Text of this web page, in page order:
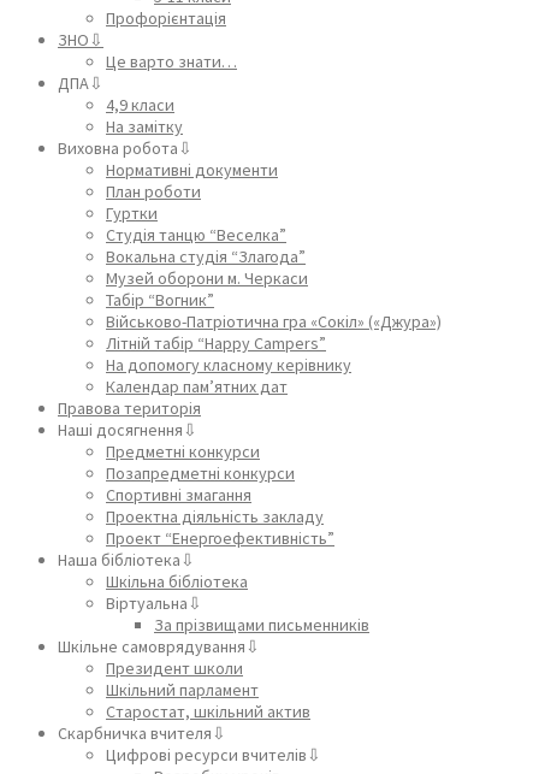
Профорієнтація
ЗНО⇩
Це варто знати…
ДПА⇩
4,9 класи
На замітку
Виховна робота⇩
Нормативні документи
План роботи
Гуртки
Студія танцю “Веселка”
Вокальна студія “Злагода”
Музей оборони м. Черкаси
Табір “Вогник”
Військово-Патріотична гра «Сокіл» («Джура»)
Літній табір “Happy Campers”
На допомогу класному керівнику
Календар пам’ятних дат
Правова територія
Наші досягнення⇩
Предметні конкурси
Позапредметні конкурси
Спортивні змагання
Проектна діяльність закладу
Проект “Енергоефективність”
Наша бібліотека⇩
Шкільна бібліотека
Віртуальна⇩
За прізвищами письменників
Шкільне самоврядування⇩
Президент школи
Шкільний парламент
Старостат, шкільний актив
Скарбничка вчителя⇩
Цифрові ресурси вчителів⇩